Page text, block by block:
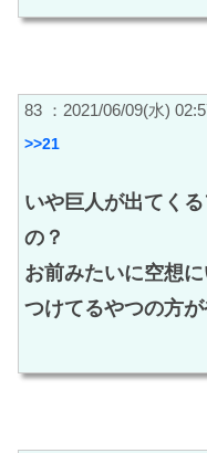
83 ：2021/06/09(水)
>>21
いや巨人が出てく
の？
お前みたいに空想
つけてるやつの方